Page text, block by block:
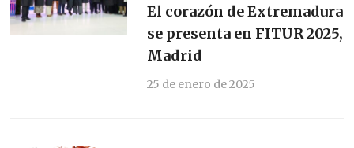
El corazón de Extremadura
se presenta en FITUR 2025,
Madrid
25 de enero de 2025